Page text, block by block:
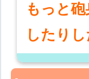
もっと
したり